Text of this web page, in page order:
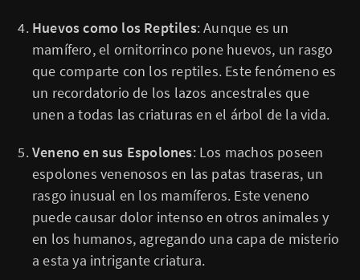
Huevos como los Reptiles: Aunque es un
mamífero, el ornitorrinco pone huevos, un rasgo
que comparte con los reptiles. Este fenómeno es
un recordatorio de los lazos ancestrales que
unen a todas las criaturas en el árbol de la vida.
Veneno en sus Espolones: Los machos poseen
espolones venenosos en las patas traseras, un
rasgo inusual en los mamíferos. Este veneno
puede causar dolor intenso en otros animales y
en los humanos, agregando una capa de misterio
a esta ya intrigante criatura.